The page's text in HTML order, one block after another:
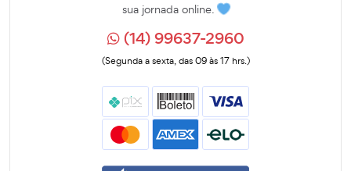
sua jornada online.
(14) 99637-2960
(Segunda a sexta, das 09 às 17 hrs.)